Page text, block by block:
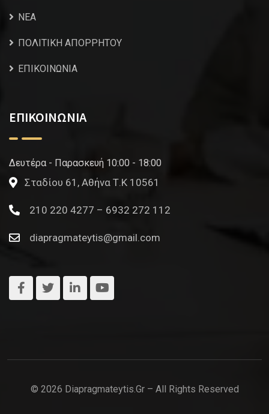
NEA
ΠΟΛΙΤΙΚΗ ΑΠΟΡΡΗΤΟΥ
ΕΠΙΚΟΙΝΩΝΙΑ
ΕΠΙΚΟΙΝΩΝΙΑ
Δευτέρα - Παρασκευή 10:00 - 18:00
Σταδίου 61, Αθήνα Τ.Κ 10561
210 220 4277 – 6932 272 112
diapragmateytis@gmail.com
© 2026 Diapragmateytis.gr – All Rights Reserved